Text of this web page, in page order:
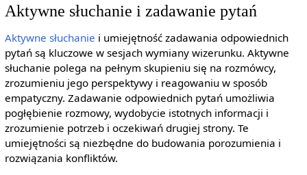
Aktywne słuchanie i zadawanie pytań
Aktywne słuchanie i umiejętność zadawania odpowiednich
pytań są kluczowe w sesjach wymiany wizerunku. Aktywne
słuchanie polega na pełnym skupieniu się na rozmówcy,
zrozumieniu jego perspektywy i reagowaniu w sposób
empatyczny. Zadawanie odpowiednich pytań umożliwia
pogłębienie rozmowy, wydobycie istotnych informacji i
zrozumienie potrzeb i oczekiwań drugiej strony. Te
umiejętności są niezbędne do budowania porozumienia i
rozwiązania konfliktów.